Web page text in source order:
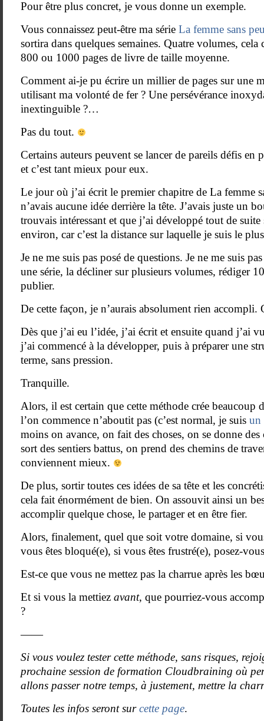
Pour être plus concret, je vous donne un exemple.
Vous connaissez peut-être ma série La femme sans
sortira dans quelques semaines. Quatre volumes, cela
800 ou 1000 pages de livre de taille moyenne.
Comment ai-je pu écrire un millier de pages sur une
utilisant ma volonté de fer ? Une persévérance
inextinguible ?…
Pas du tout.
Certains auteurs peuvent se lancer de pareils défis en
et c’est tant mieux pour eux.
Le jour où j’ai écrit le premier chapitre de La femme
n’avais aucune idée derrière la tête. J’avais juste un
trouvais intéressant et que j’ai développé tout de
environ, car c’est la distance sur laquelle je suis le
Je ne me suis pas posé de questions. Je ne me suis
une série, la décliner sur plusieurs volumes, rédiger
publier.
De cette façon, je n’aurais absolument rien accompli.
Dès que j’ai eu l’idée, j’ai écrit et ensuite quand j’ai
j’ai commencé à la développer, puis à préparer une
terme, sans pression.
Tranquille.
Alors, il est certain que cette méthode crée beaucoup
l’on commence n’aboutit pas (c’est normal, je suis un
moins on avance, on fait des choses, on se donne des
sort des sentiers battus, on prend des chemins de
conviennent mieux.
De plus, sortir toutes ces idées de sa tête et les
cela fait énormément de bien. On assouvit ainsi un
accomplir quelque chose, le partager et en être fier.
Alors, finalement, quel que soit votre domaine, si
vous êtes bloqué(e), si vous êtes frustré(e), posez-
Est-ce que vous ne mettez pas la charrue après les
Et si vous la mettiez avant, que pourriez-vous
?
——
Si vous voulez tester cette méthode, sans risques,
prochaine session de formation Cloudbraining où
allons passer notre temps, à justement, mettre la
Toutes les infos seront surcette page.